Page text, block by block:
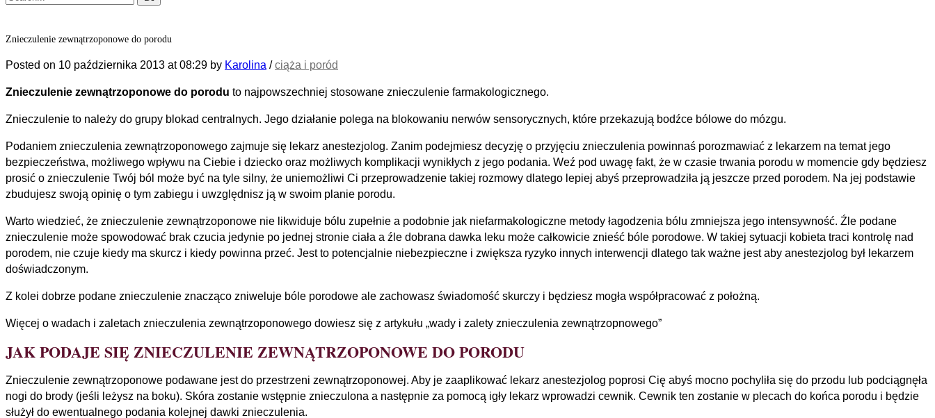
Znieczulenie zewnątrzoponowe do porodu
Posted on 10 października 2013 at 08:29 by Karolina /ciąża i poród
Znieczulenie zewnątrzoponowe do porodu to najpowszechniej stosowane znieczulenie farmakologicznego.
Znieczulenie to należy do grupy blokad centralnych. Jego działanie polega na blokowaniu nerwów sensorycznych, które przekazują bodźce bólowe do mózgu.
Podaniem znieczulenia zewnątrzoponowego zajmuje się lekarz anestezjolog. Zanim podejmiesz decyzję o przyjęciu znieczulenia powinnaś porozmawiać z lekarzem na temat jego
bezpieczeństwa, możliwego wpływu na Ciebie i dziecko oraz możliwych komplikacji wynikłych z jego podania. Weź pod uwagę fakt, że w czasie trwania porodu w momencie gdy będziesz
prosić o znieczulenie Twój ból może być na tyle silny, że uniemożliwi Ci przeprowadzenie takiej rozmowy dlatego lepiej abyś przeprowadziła ją jeszcze przed porodem. Na jej podstawie
zbudujesz swoją opinię o tym zabiegu i uwzględnisz ją w swoim planie porodu.
Warto wiedzieć, że znieczulenie zewnątrzoponowe nie likwiduje bólu zupełnie a podobnie jak niefarmakologiczne metody łagodzenia bólu zmniejsza jego intensywność. Źle podane
znieczulenie może spowodować brak czucia jedynie po jednej stronie ciała a źle dobrana dawka leku może całkowicie znieść bóle porodowe. W takiej sytuacji kobieta traci kontrolę nad
porodem, nie czuje kiedy ma skurcz i kiedy powinna przeć. Jest to potencjalnie niebezpieczne i zwiększa ryzyko innych interwencji dlatego tak ważne jest aby anestezjolog był lekarzem
doświadczonym.
Z kolei dobrze podane znieczulenie znacząco zniweluje bóle porodowe ale zachowasz świadomość skurczy i będziesz mogła współpracować z położną.
Więcej o wadach i zaletach znieczulenia zewnątrzoponowego dowiesz się z artykułu „wady i zalety znieczulenia zewnątrzopnowego”
JAK PODAJE SIĘ ZNIECZULENIE ZEWNĄTRZOPONOWE DO PORODU
Znieczulenie zewnątrzoponowe podawane jest do przestrzeni zewnątrzoponowej. Aby je zaaplikować lekarz anestezjolog poprosi Cię abyś mocno pochyliła się do przodu lub podciągnęła
nogi do brody (jeśli leżysz na boku). Skóra zostanie wstępnie znieczulona a następnie za pomocą igły lekarz wprowadzi cewnik. Cewnik ten zostanie w plecach do końca porodu i będzie
służył do ewentualnego podania kolejnej dawki znieczulenia.